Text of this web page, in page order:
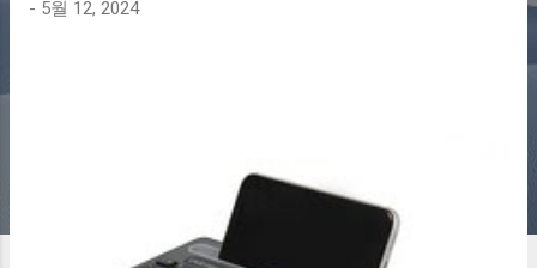
- 5월 12, 2024